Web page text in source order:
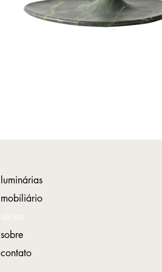
luminárias
mobiliário
sobre
contato